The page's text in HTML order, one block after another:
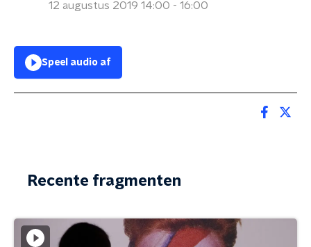
12 augustus 2019 14:00 - 16:00
Speel audio af
Recente fragmenten